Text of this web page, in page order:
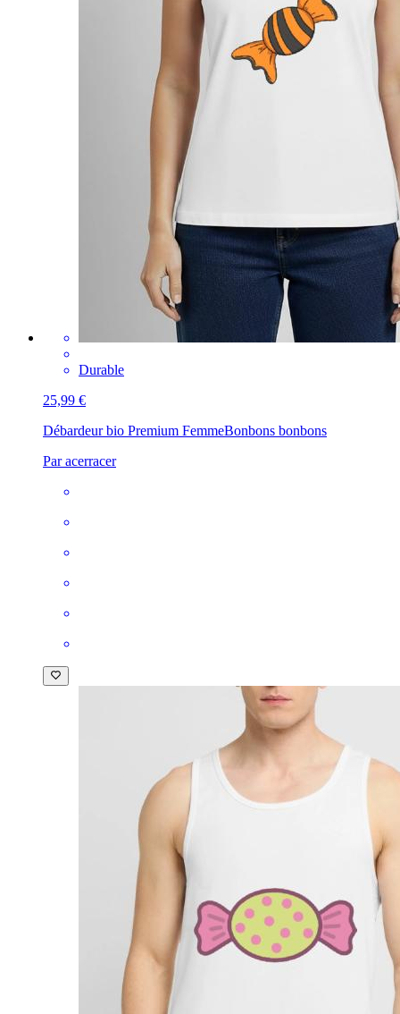
Durable
25,99 €
Débardeur bio Premium FemmeBonbons bonbons
Par acerracer